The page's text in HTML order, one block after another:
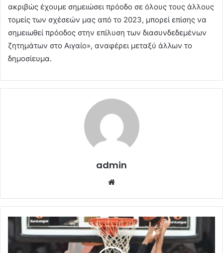
ακριβώς έχουμε σημειώσει πρόοδο σε όλους τους άλλους
τομείς των σχέσεών μας από το 2023, μπορεί επίσης να
σημειωθεί πρόοδος στην επίλυση των διασυνδεδεμένων
ζητημάτων στο Αιγαίο», αναφέρει μεταξύ άλλων το
δημοσίευμα.
admin